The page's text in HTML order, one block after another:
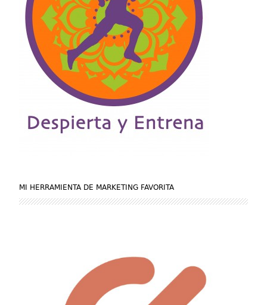
MI HERRAMIENTA DE MARKETING FAVORITA